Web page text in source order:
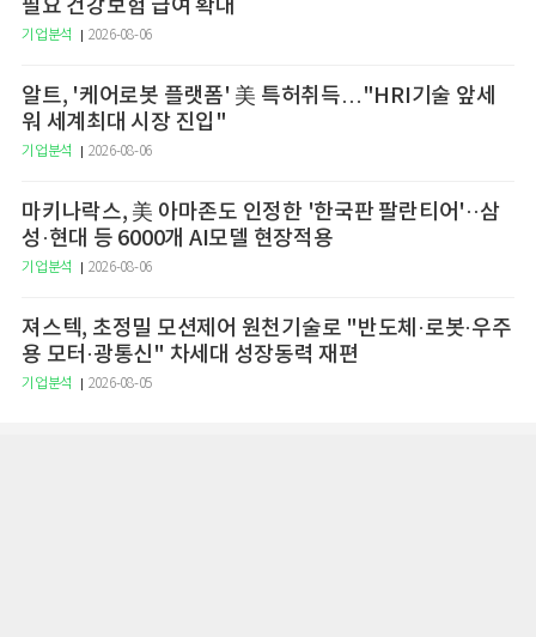
필요 건강보험 급여 확대
기업분석 2026-08-06
알트, '케어로봇 플랫폼' 美 특허취득…"HRI기술 앞세
워 세계최대 시장 진입"
기업분석 2026-08-06
마키나락스, 美 아마존도 인정한 '한국판 팔란티어'··삼
성·현대 등 6000개 AI모델 현장적용
기업분석 2026-08-06
져스텍, 초정밀 모션제어 원천기술로 "반도체·로봇·우주
용 모터·광통신" 차세대 성장동력 재편
기업분석 2026-08-05